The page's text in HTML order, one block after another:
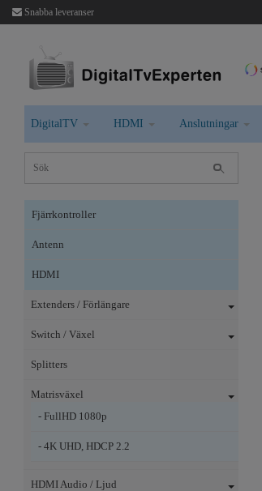
Snabba leveranser
DigitalTV HDMI Anslutningar
Fjärrkontroller
Antenn
HDMI
Extenders / Förlängare
Switch / Växel
Splitters
Matrisväxel
- FullHD 1080p
- 4K UHD, HDCP 2.2
HDMI Audio / Ljud